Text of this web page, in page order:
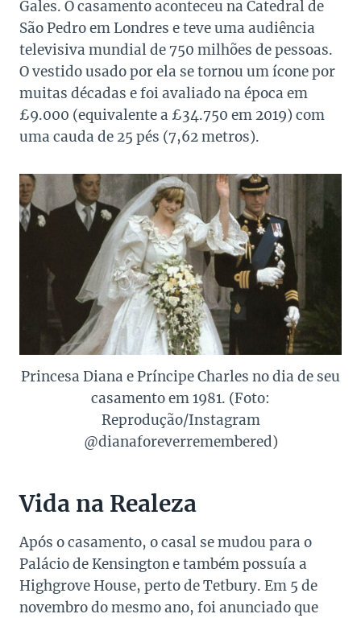
Gales. O casamento aconteceu na Catedral de
São Pedro em Londres e teve uma audiência
televisiva mundial de 750 milhões de pessoas.
O vestido usado por ela se tornou um ícone por
muitas décadas e foi avaliado na época em
£9.000 (equivalente a £34.750 em 2019) com
uma cauda de 25 pés (7,62 metros).
Princesa Diana e Príncipe Charles no dia de seu
casamento em 1981. (Foto:
Reprodução/Instagram
@dianaforeverremembered)
Vida na Realeza
Após o casamento, o casal se mudou para o
Palácio de Kensington e também possuía a
Highgrove House, perto de Tetbury. Em 5 de
novembro do mesmo ano, foi anunciado que